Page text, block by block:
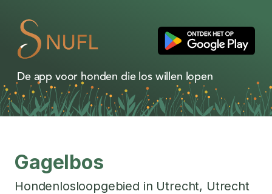
De app voor honden die los willen lopen
Gagelbos
Hondenlosloopgebied in Utrecht, Utrecht